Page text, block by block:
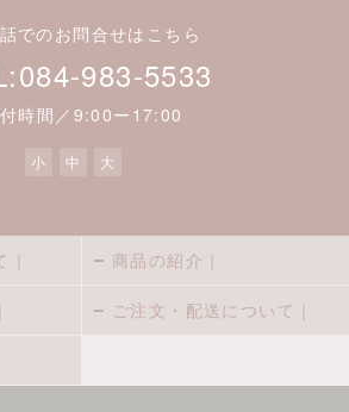
でのお問合せはこちら
983-5533
時間／9:00ー17:00
小 中 大
商品の紹介｜
ご注文・配送について｜